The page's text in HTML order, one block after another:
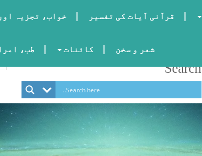
خواب، تجزیہ قرآنی آیات کی تفسیر
طب، کائنات شعر و سخن
Search